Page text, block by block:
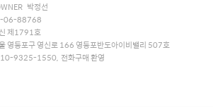
박정선
06-88768
제1791호
등포구 영신로 166 영등포반도아이비밸리 507호
9325-1550, 전화구매 환영